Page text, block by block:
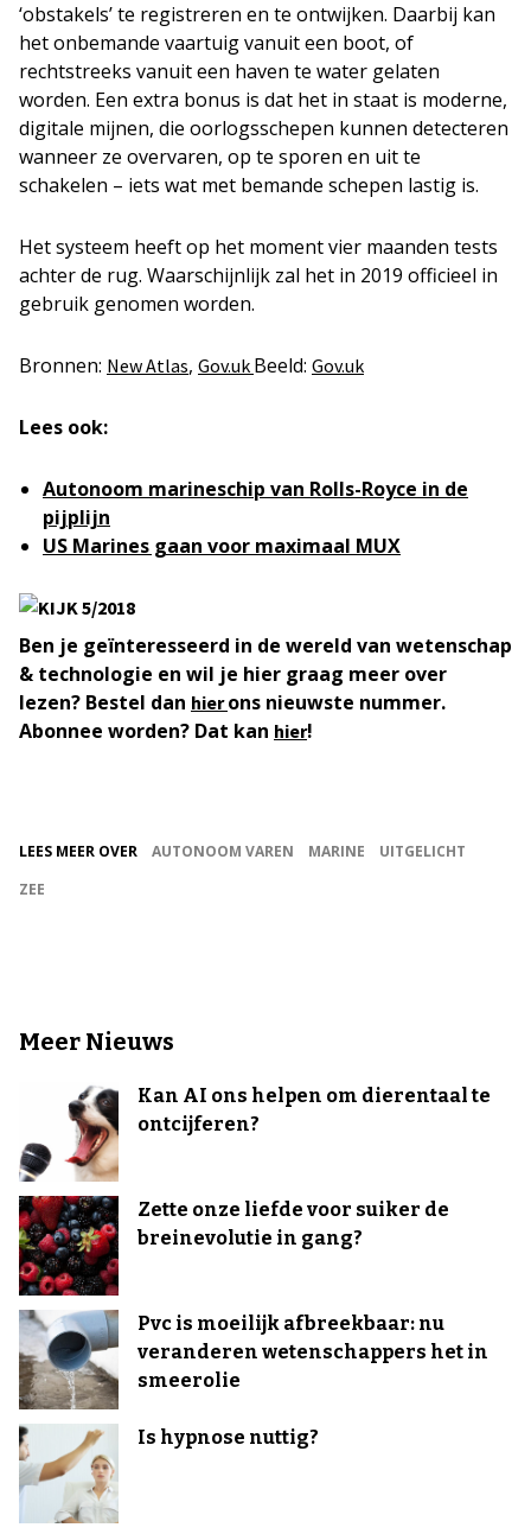
‘obstakels’ te registreren en te ontwijken. Daarbij kan
het onbemande vaartuig vanuit een boot, of
rechtstreeks vanuit een haven te water gelaten
worden. Een extra bonus is dat het in staat is moderne,
digitale mijnen, die oorlogsschepen kunnen detecteren
wanneer ze overvaren, op te sporen en uit te
schakelen – iets wat met bemande schepen lastig is.
Het systeem heeft op het moment vier maanden tests
achter de rug. Waarschijnlijk zal het in 2019 officieel in
gebruik genomen worden.
Bronnen: New Atlas, Gov.uk Beeld: Gov.uk
Lees ook:
Autonoom marineschip van Rolls-Royce in de
pijplijn
US Marines gaan voor maximaal MUX
Ben je geïnteresseerd in de wereld van wetenschap
& technologie en wil je hier graag meer over
lezen? Bestel dan hierons nieuwste nummer.
Abonnee worden? Dat kan hier!
LEES MEER OVER AUTONOOM VAREN MARINE
UITGELICHT
ZEE
Meer Nieuws
Kan AI ons helpen om dierentaal te
ontcijferen?
Zette onze liefde voor suiker de
breinevolutie in gang?
Pvc is moeilijk afbreekbaar: nu
veranderen wetenschappers het in
smeerolie
Is hypnose nuttig?